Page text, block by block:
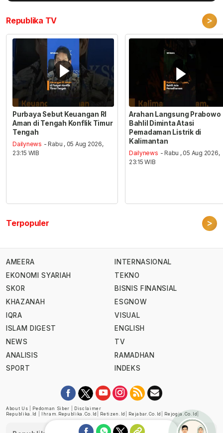
Republika TV >
Purbaya Sebut Keuangan RI
Aman di Tengah Konflik Timur
Tengah
Dailynews - Rabu , 05 Aug 2026,
23:15 WIB
Arahan Langsung Prabowo
Bahlil Diminta Atasi
Pemadaman Listrik di
Kalimantan
Dailynews - Rabu , 05 Aug 2026,
23:15 WIB
Terpopuler >
AMEERA
EKONOMI SYARIAH
SKOR
KHAZANAH
IQRA
ISLAM DIGEST
NEWS
ANALISIS
SPORT
INTERNASIONAL
TEKNO
BISNIS FINANSIAL
ESGNOW
VISUAL
ENGLISH
TV
RAMADHAN
INDEKS
About Us Pedoman Siber
Disclaimer
Republika.id
Ihram.republika.co.id Retizen.id Rejabar.co.id Rejogja.co.id